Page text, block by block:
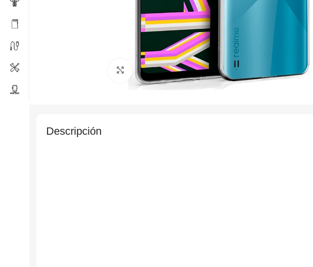
Click to enlarge
Descripción